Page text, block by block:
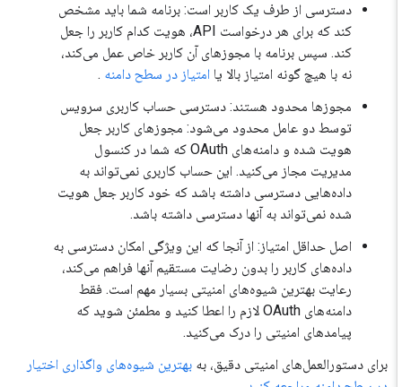
دسترسی از طرف یک کاربر است: برنامه شما باید مشخص
کند که برای هر درخواست API، هویت کدام کاربر را جعل
کند. سپس برنامه با مجوزهای آن کاربر خاص عمل می‌کند،
نه با هیچ گونه امتیاز بالا یاامتیاز در سطح دامنه.
مجوزها محدود هستند: دسترسی حساب کاربری سرویس
توسط دو عامل محدود می‌شود: مجوزهای کاربر جعل
هویت شده و دامنه‌های OAuth که شما در کنسول
مدیریت مجاز می‌کنید. این حساب کاربری نمی‌تواند به
داده‌هایی دسترسی داشته باشد که خود کاربر جعل هویت
شده نمی‌تواند به آنها دسترسی داشته باشد.
اصل حداقل امتیاز: از آنجا که این ویژگی امکان دسترسی به
داده‌های کاربر را بدون رضایت مستقیم آنها فراهم می‌کند،
رعایت بهترین شیوه‌های امنیتی بسیار مهم است. فقط
دامنه‌های OAuth لازم را اعطا کنید و مطمئن شوید که
پیامدهای امنیتی را درک می‌کنید.
برای دستورالعمل‌های امنیتی دقیق، بهبهترین شیوه‌های واگذاری اختیار